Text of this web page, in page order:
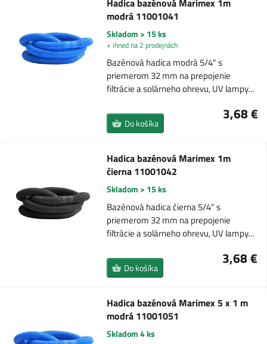
Hadica bazénová Marimex 1m
modrá 11001041
Skladom > 15 ks
+ ihned na 2 prodejnách
Bazénová hadica modrá 5/4" s
priemerom 32 mm na prepojenie
filtrácie a solárneho ohrevu, UV lampy…
3,68 €
Do košíka
Hadica bazénová Marimex 1m
čierna 11001042
Skladom > 15 ks
Bazénová hadica čierna 5/4" s
priemerom 32 mm na prepojenie
filtrácie a solárneho ohrevu, UV lampy…
3,68 €
Do košíka
Hadica bazénová Marimex 5 x 1 m
modrá 11001051
Skladom 4 ks